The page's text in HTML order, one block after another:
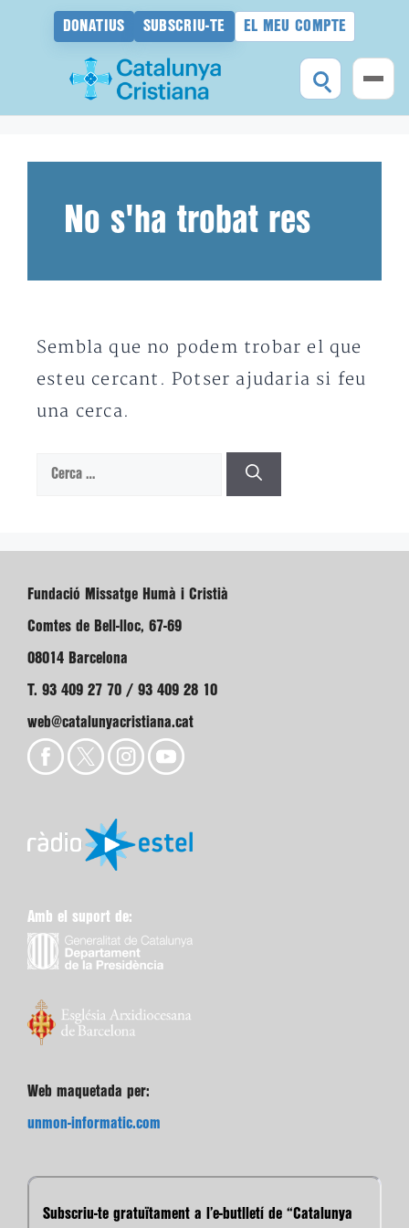
DONATIUS SUBSCRIU-TE EL MEU COMPTE
No s'ha trobat res
Sembla que no podem trobar el que
esteu cercant. Potser ajudaria si feu
una cerca.
Cerca:
Fundació Missatge Humà i Cristià
Comtes de Bell-lloc, 67-69
08014 Barcelona
T. 93 409 27 70 / 93 409 28 10
web@catalunyacristiana.cat
Amb el suport de:
Web maquetada per:
unmon-informatic.com
Subscriu-te gratuïtament a l’e-butlletí de “Catalunya